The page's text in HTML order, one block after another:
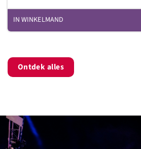
IN WINKELMAND
Ontdek alles